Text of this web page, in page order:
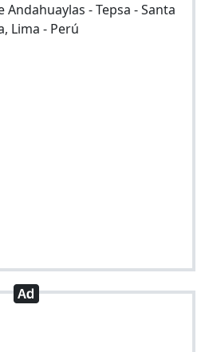
Andahuaylas - Tepsa -Santa
, Lima - Perú